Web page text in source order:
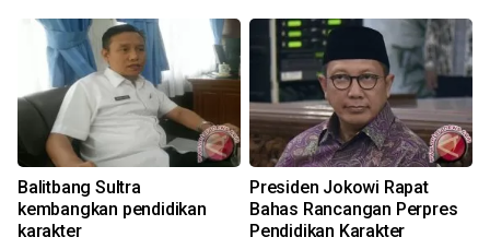
Balitbang Sultra
kembangkan pendidikan
karakter
Presiden Jokowi Rapat
Bahas Rancangan Perpres
Pendidikan Karakter